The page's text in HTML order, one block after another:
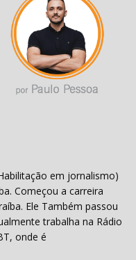
em jornalismo)
Começou a carreira
Ele Também passou
trabalha na Rádio
onde é